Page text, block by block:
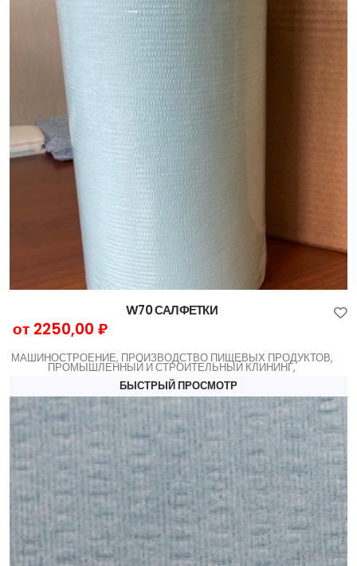
W70 САЛФЕТКИ
от 2250,00 ₽
МАШИНОСТРОЕНИЕ, ПРОИЗВОДСТВО ПИЩЕВЫХ ПРОДУКТОВ,
ПРОМЫШЛЕННЫЙ И СТРОИТЕЛЬНЫЙ КЛИНИНГ,
БЫСТРЫЙ ПРОСМОТР